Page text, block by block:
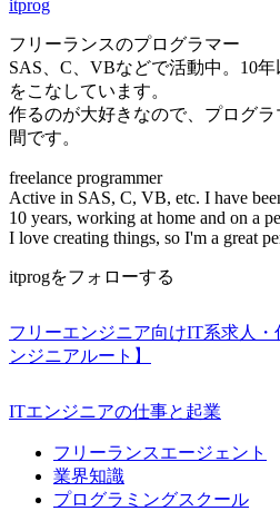
itprog
フリーランスのプログラマー
SAS、C、VBなどで活動中。10
をこなしています。
作るのが大好きなので、プログ
間です。
freelance programmer
Active in SAS, C, VB, etc. I have
10 years, working at home and on a
I love creating things, so I'm a great
itprogをフォローする
フリーエンジニア向けIT系求人
ンジニアルート】
ITエンジニアの仕事と起業
フリーランスエージェント
業界知識
プログラミングスクール